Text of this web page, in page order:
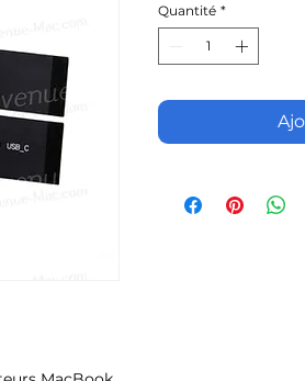
Quantité *